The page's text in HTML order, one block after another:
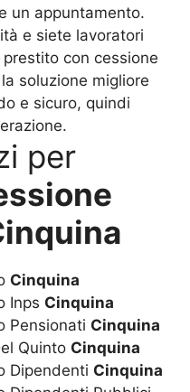
un appuntamento.
e siete lavoratori
con cessione
soluzione migliore
e sicuro, quindi
per
Cinquina
Inps Cinquina
Pensionati Cinquina
Quinto Cinquina
Dipendenti Cinquina